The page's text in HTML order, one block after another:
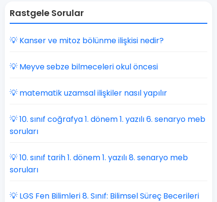
Rastgele Sorular
💡 Kanser ve mitoz bölünme ilişkisi nedir?
💡 Meyve sebze bilmeceleri okul öncesi
💡 matematik uzamsal ilişkiler nasıl yapılır
💡 10. sınıf coğrafya 1. dönem 1. yazılı 6. senaryo meb
soruları
💡 10. sınıf tarih 1. dönem 1. yazılı 8. senaryo meb
soruları
💡 LGS Fen Bilimleri 8. Sınıf: Bilimsel Süreç Becerileri